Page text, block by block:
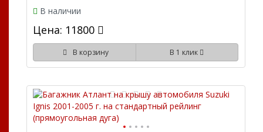
В наличии
Цена: 11800
В корзину В 1 клик